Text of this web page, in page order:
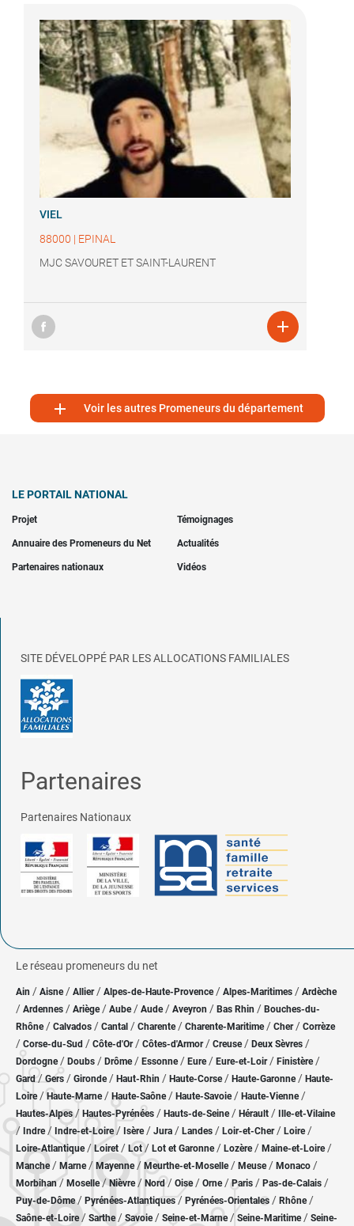
VIEL
88000 | EPINAL
MJC SAVOURET ET SAINT-LAURENT

 Voir les autres Promeneurs du département
LE PORTAIL NATIONAL
Projet Témoignages
Annuaire des Promeneurs du Net Actualités
Partenaires nationaux Vidéos
SITE DÉVELOPPÉ PAR LES ALLOCATIONS FAMILIALES
Partenaires
Partenaires Nationaux
Le réseau promeneurs du net
Ain / Aisne/ Allier/ Alpes-de-Haute-Provence / Alpes-Maritimes / Ardèche
/ Ardennes / Ariège/ Aube/ Aude / Aveyron / Bas Rhin / Bouches-du-
Rhône/ Calvados / Cantal / Charente / Charente-Maritime/ Cher / Corrèze
/ Corse-du-Sud / Côte-d'Or / Côtes-d'Armor/ Creuse/ Deux Sèvres /
Dordogne/ Doubs / Drôme/ Essonne / Eure/ Eure-et-Loir / Finistère/
Gard/Gers / Gironde/ Haut-Rhin / Haute-Corse/ Haute-Garonne/ Haute-
Loire/Haute-Marne/ Haute-Saône/ Haute-Savoie/ Haute-Vienne/
Hautes-Alpes/ Hautes-Pyrénées / Hauts-de-Seine/ Hérault / Ille-et-Vilaine
/ Indre/ Indre-et-Loire/ Isère/ Jura / Landes / Loir-et-Cher/ Loire/
Loire-Atlantique/ Loiret / Lot/ Lot et Garonne/ Lozère / Maine-et-Loire/
Manche/ Marne/ Mayenne/ Meurthe-et-Moselle/ Meuse/ Monaco /
Morbihan/ Moselle/ Nièvre / Nord/ Oise / Orne/Paris / Pas-de-Calais /
Puy-de-Dôme/ Pyrénées-Atlantiques / Pyrénées-Orientales / Rhône/
Saône-et-Loire/ Sarthe/ Savoie/ Seine-et-Marne/ Seine-Maritime/ Seine-